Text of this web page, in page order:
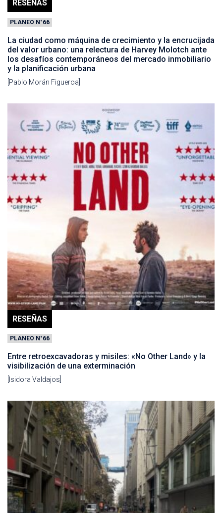
RESEÑAS
PLANEO N°66
La ciudad como máquina de crecimiento y la encrucijada
del valor urbano: una relectura de Harvey Molotch ante
los desafíos contemporáneos del mercado inmobiliario
y la planificación urbana
[Pablo Morán Figueroa]
RESEÑAS
PLANEO N°66
Entre retroexcavadoras y misiles: «No Other Land» y la
visibilización de una exterminación
[Isidora Valdajos]